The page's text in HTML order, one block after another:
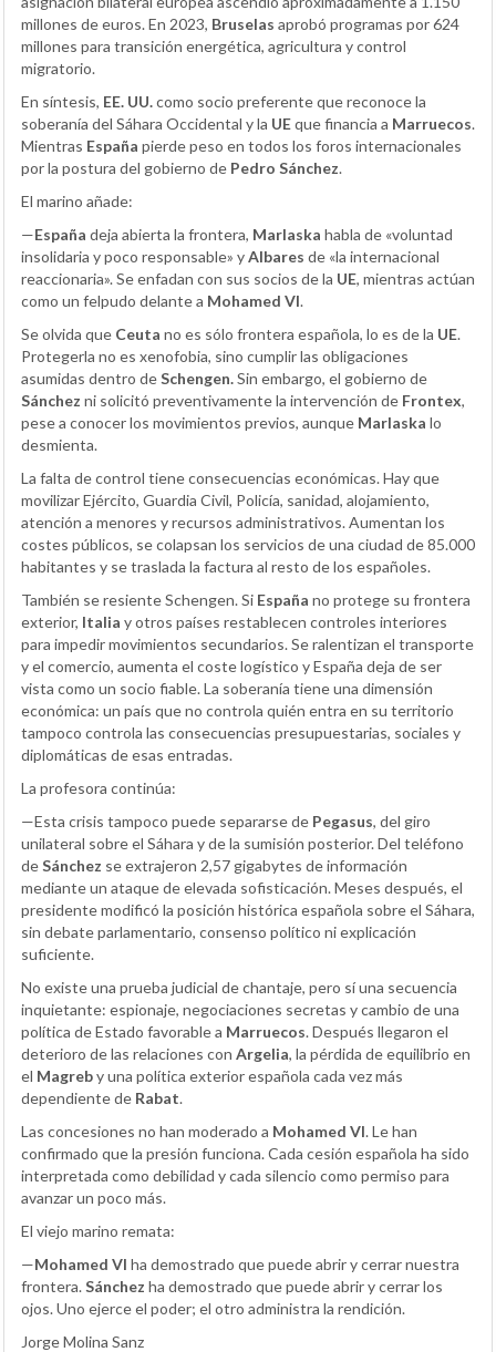
millones de euros. En 2023, Bruselas aprobó programas por 624
millones para transición energética, agricultura y control
migratorio.
En síntesis, EE. UU.como socio preferente que reconoce la
soberanía del Sáhara Occidental y la UEque financia a Marruecos.
Mientras España pierde peso en todos los foros internacionales
por la postura del gobierno de Pedro Sánchez.
El marino añade:
—España deja abierta la frontera, Marlaska habla de «voluntad
insolidaria y poco responsable» yAlbares de «la internacional
reaccionaria». Se enfadan con sus socios de la UE, mientras actúan
como un felpudo delante a Mohamed VI.
Se olvida que Ceuta no es sólo frontera española, lo es de la UE.
Protegerla no es xenofobia, sino cumplir las obligaciones
asumidas dentro deSchengen.Sin embargo, el gobierno de
Sánchez ni solicitó preventivamente la intervención de Frontex,
pese a conocer los movimientos previos, aunque Marlaska lo
desmienta.
La falta de control tiene consecuencias económicas. Hay que
movilizar Ejército, Guardia Civil, Policía, sanidad, alojamiento,
atención a menores y recursos administrativos. Aumentan los
costes públicos, se colapsan los servicios de una ciudad de 85.000
habitantes y se traslada la factura al resto de los españoles.
También se resiente Schengen. Si España no protege su frontera
exterior, Italia y otros países restablecen controles interiores
para impedir movimientos secundarios. Se ralentizan el transporte
y el comercio, aumenta el coste logístico y España deja de ser
vista como un socio fiable. La soberanía tiene una dimensión
económica: un país que no controla quién entra en su territorio
tampoco controla las consecuencias presupuestarias, sociales y
diplomáticas de esas entradas.
La profesora continúa:
—Esta crisis tampoco puede separarse de Pegasus, del giro
unilateral sobre el Sáhara y de la sumisión posterior. Del teléfono
deSánchez se extrajeron 2,57 gigabytes de información
mediante un ataque de elevada sofisticación. Meses después, el
presidente modificó la posición histórica española sobre el Sáhara,
sin debate parlamentario, consenso político ni explicación
suficiente.
No existe una prueba judicial de chantaje, pero sí una secuencia
inquietante: espionaje, negociaciones secretas y cambio de una
política de Estado favorable a Marruecos. Después llegaron el
deterioro de las relaciones con Argelia, la pérdida de equilibrio en
el Magreby una política exterior española cada vez más
dependiente de Rabat.
Las concesiones no han moderado a Mohamed VI. Le han
confirmado que la presión funciona. Cada cesión española ha sido
interpretada como debilidad y cada silencio como permiso para
avanzar un poco más.
El viejo marino remata:
—Mohamed VI ha demostrado que puede abrir y cerrar nuestra
frontera.Sánchez ha demostrado que puede abrir y cerrar los
ojos. Uno ejerce el poder; el otro administra la rendición.
Jorge Molina Sanz